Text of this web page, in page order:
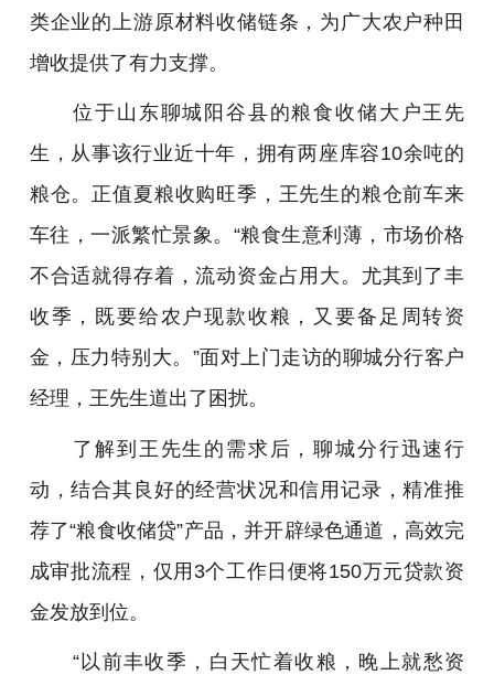
类企业的上游原材料收储链条，为广大农户种田
增收提供了有力支撑。
位于山东聊城阳谷县的粮食收储大户王先
生，从事该行业近十年，拥有两座库容10余吨的
粮仓。正值夏粮收购旺季，王先生的粮仓前车来
车往，一派繁忙景象。“粮食生意利薄，市场价格
不合适就得存着，流动资金占用大。尤其到了丰
收季，既要给农户现款收粮，又要备足周转资
金，压力特别大。”面对上门走访的聊城分行客户
经理，王先生道出了困扰。
了解到王先生的需求后，聊城分行迅速行
动，结合其良好的经营状况和信用记录，精准推
荐了“粮食收储贷”产品，并开辟绿色通道，高效完
成审批流程，仅用3个工作日便将150万元贷款资
金发放到位。
“以前丰收季，白天忙着收粮，晚上就愁资